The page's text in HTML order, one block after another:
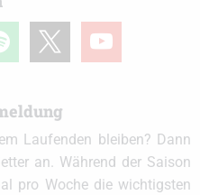
youtube
Laufenden bleiben? Dann
an. Während der Saison
pro Woche die wichtigsten